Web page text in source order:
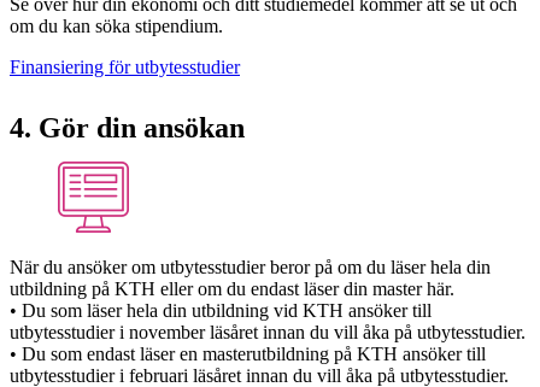
om du kan söka stipendium.
Finansiering för utbytesstudier
4. Gör din ansökan
När du ansöker om utbytesstudier beror på om du läser hela din
utbildning på KTH eller om du endast läser din master här.
• Du som läser hela din utbildning vid KTH ansöker till
utbytesstudier i november läsåret innan du vill åka på utbytesstudier.
• Du som endast läser en masterutbildning på KTH ansöker till
utbytesstudier i februari läsåret innan du vill åka på utbytesstudier.